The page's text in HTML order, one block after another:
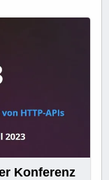
Konferenz